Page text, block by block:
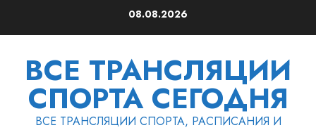
08.08.2026
ВСЕ ТРАНСЛЯЦИИ
СПОРТА СЕГОДНЯ
ВСЕ ТРАНСЛЯЦИИ СПОРТА, РАСПИСАНИЯ И